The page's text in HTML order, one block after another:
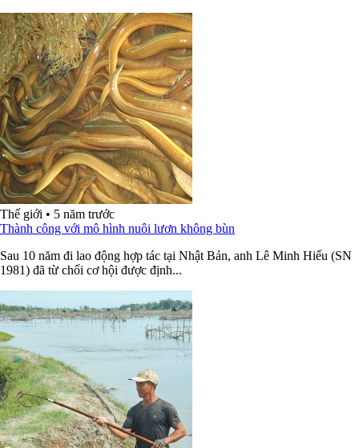
Thế giới • 5 năm trước
Thành công với mô hình nuôi lươn không bùn
Sau 10 năm đi lao động hợp tác tại Nhật Bản, anh Lê Minh Hiếu (SN
1981) đã từ chối cơ hội được định...